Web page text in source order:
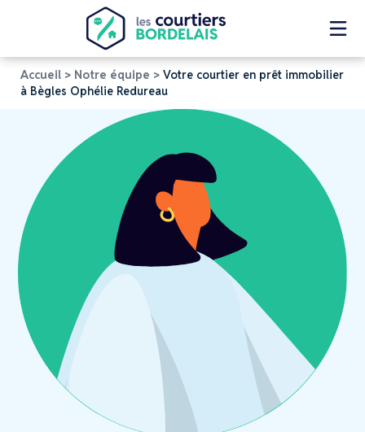
Accueil > Notre équipe > Votre courtier en prêt immobilier
à Bègles Ophélie Redureau